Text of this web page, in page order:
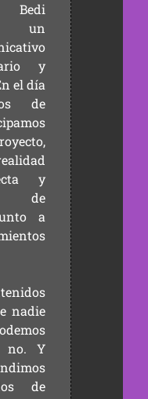
un
y
el día
de
y
de
a
nadie
no. Y
de